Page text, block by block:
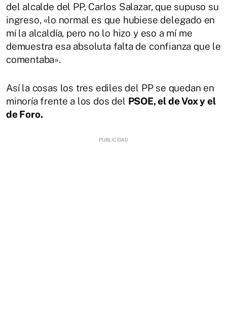
del alcalde del PP, Carlos Salazar, que supuso su
ingreso, «lo normal es que hubiese delegado en
mí la alcaldía, pero no lo hizo y eso a mí me
demuestra esa absoluta falta de confianza que le
comentaba».
Así la cosas los tres ediles del PP se quedan en
minoría frente a los dos del PSOE, el de Vox y el
de Foro.